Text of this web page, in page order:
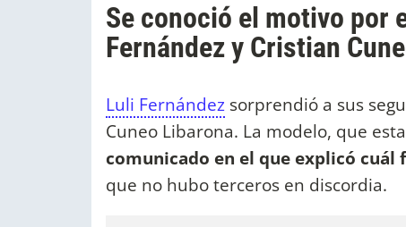
Se conoció el motivo por
Fernández y Cristian
Luli Fernández sorprendió a sus
Cuneo Libarona. La modelo, que
comunicado en el que explicó
que no hubo terceros en discordia.